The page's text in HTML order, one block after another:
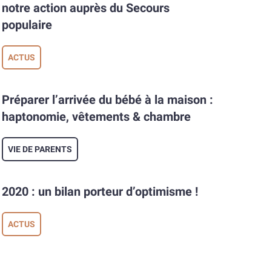
notre action auprès du Secours
populaire
ACTUS
Préparer l’arrivée du bébé à la maison :
haptonomie, vêtements & chambre
VIE DE PARENTS
2020 : un bilan porteur d’optimisme !
ACTUS